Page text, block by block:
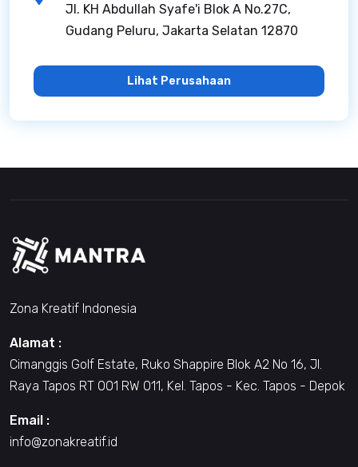
Jl. KH Abdullah Syafe'i Blok A No.27C,
Gudang Peluru, Jakarta Selatan 12870
Lihat Perusahaan
Zona Kreatif Indonesia
Alamat :
Cimanggis Golf Estate, Ruko Shappire Blok A2 No 16, Jl.
Raya Tapos RT 001 RW 011, Kel. Tapos - Kec. Tapos - Depok
Email :
info@zonakreatif.id